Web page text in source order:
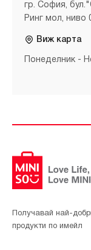
гр. София,
Ринг мол, ниво
Виж карта
Понеделник -
Получавай най-
продукти по имейл